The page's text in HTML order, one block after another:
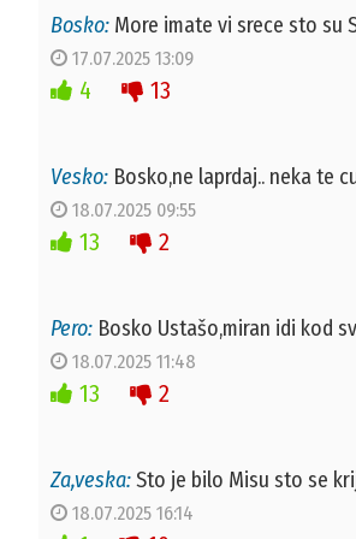
Bosko: More imate vi srece sto su
17.07.2025 13:09
4 13
Vesko: Bosko,ne laprdaj.. neka te
18.07.2025 09:55
13 2
Pero: Bosko Ustašo,miran idi kod
18.07.2025 11:48
13 2
Za,veska:Sto je bilo Misu sto se
18.07.2025 16:14